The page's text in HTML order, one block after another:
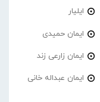
ایلیار
ایمان حمیدی
ایمان زارعی زند
ایمان عبداله خانی